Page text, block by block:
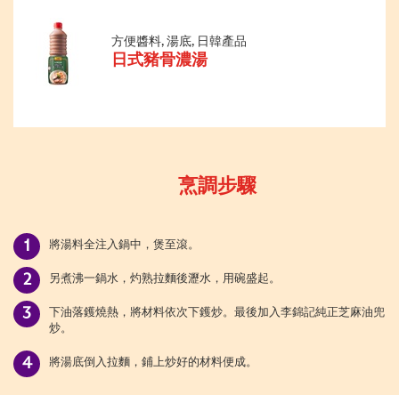
方便醬料, 湯底, 日韓產品
日式豬骨濃湯
烹調步驟
將湯料全注入鍋中，煲至滾。
另煮沸一鍋水，灼熟拉麵後瀝水，用碗盛起。
下油落鑊燒熱，將材料依次下鑊炒。最後加入李錦記純正芝麻油兜
炒。
將湯底倒入拉麵，鋪上炒好的材料便成。